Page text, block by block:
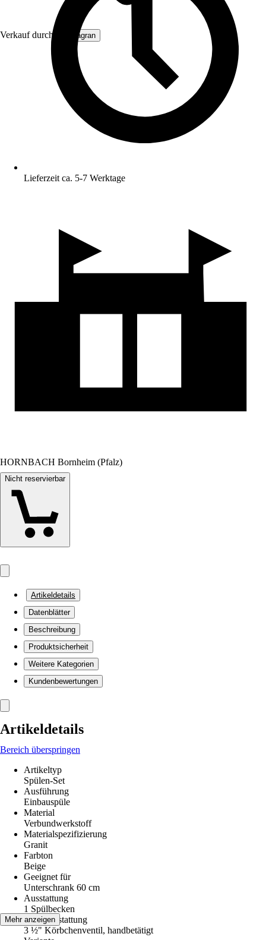
Verkauf durch: Primagran
Lieferzeit ca. 5-7 Werktage
HORNBACH Bornheim (Pfalz)
Nicht reservierbar
Artikeldetails
Datenblätter
Beschreibung
Produktsicherheit
Weitere Kategorien
Kundenbewertungen
Artikeldetails
Bereich überspringen
Artikeltyp
Spülen-Set
Ausführung
Einbauspüle
Material
Verbundwerkstoff
Materialspezifizierung
Granit
Farbton
Beige
Geeignet für
Unterschrank 60 cm
Ausstattung
1 Spülbecken
Ventilausstattung
3 ½" Körbchenventil, handbetätigt
Mehr anzeigen